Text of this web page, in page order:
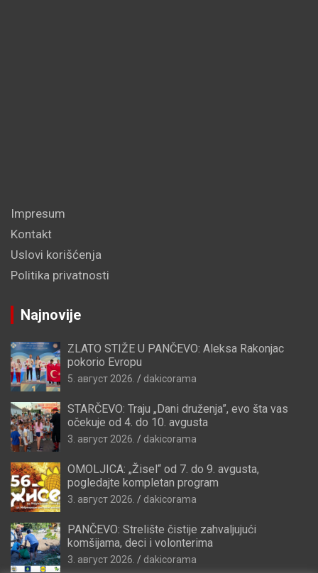
Impresum
Kontakt
Uslovi korišćenja
Politika privatnosti
Najnovije
ZLATO STIŽE U PANČEVO: Aleksa Rakonjac
pokorio Evropu
5. август 2026. dakicorama
STARČEVO: Traju „Dani druženja”, evo šta vas
očekuje od 4. do 10. avgusta
3. август 2026. dakicorama
OMOLJICA: „Žisel“ od 7. do 9. avgusta,
pogledajte kompletan program
3. август 2026. dakicorama
PANČEVO: Strelište čistije zahvaljujući
komšijama, deci i volonterima
3. август 2026. dakicorama